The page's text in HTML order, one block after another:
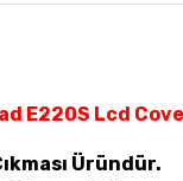
E220S Lcd
Üründür.